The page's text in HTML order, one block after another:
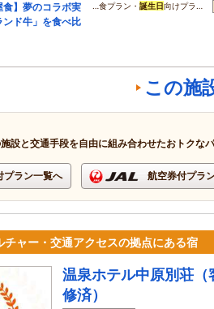
食】夢のコラボ実
ド牛」を食べ比
…食プラン・ 誕生日向けプラ…
この施
設と交通手段を自由に組み合わせたおトクな
プラン一覧へ 航空券付プラ
チャー・交通アクセスの拠点にある宿
温泉ホテル中原別荘（
修済）